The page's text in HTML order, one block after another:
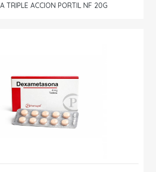
TRIPLE ACCION PORTIL NF 20G